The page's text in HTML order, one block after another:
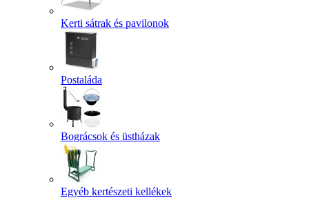
Kerti sátrak és pavilonok
Postaláda
Bográcsok és üstházak
Egyéb kertészeti kellékek